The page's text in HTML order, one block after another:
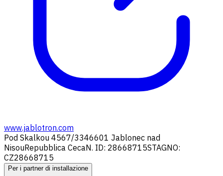
www.jablotron.com
Pod Skalkou 4567/3346601 Jablonec nad
NisouRepubblica CecaN. ID: 28668715STAGNO:
CZ28668715
Per i partner di installazione